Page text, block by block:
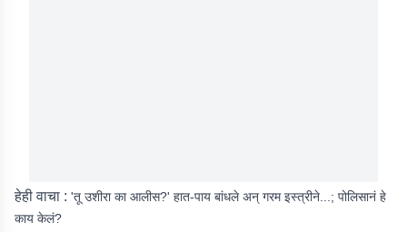
हेही वाचा : 'तू उशीरा का आलीस?' हात-पाय बांधले अन् गरम इस्त्रीने...; पोलिसानं हे
काय केलं?